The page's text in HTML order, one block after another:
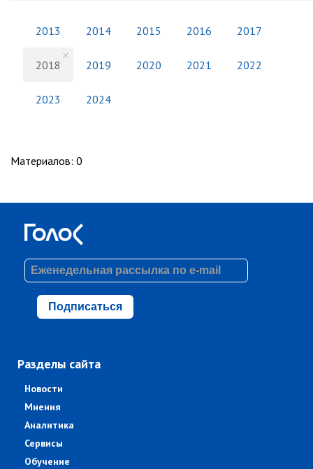
2013 2014 2015 2016 2017
2018 2019 2020 2021 2022
2023 2024
Материалов: 0
Подписаться
Разделы сайта
Новости
Мнения
Аналитика
Сервисы
Обучение